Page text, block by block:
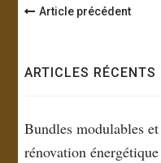
Navigation
Article précédent
ARTICLES RÉCENTS
Bundles modulables
rénovation